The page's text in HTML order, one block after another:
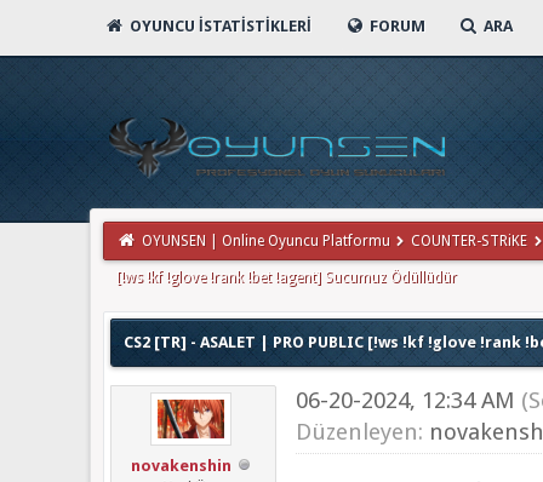
OYUNCU İSTATISTIKLERI FORUM ARA
OYUNSEN | Online Oyuncu Platformu COUNTER-STRiKE
[!ws !kf !glove !rank !bet !agent] Sucumuz Ödüllüdür
CS2 [TR] - ASALET | PRO PUBLIC [!ws !kf !glove !rank
novakenshin
06-20-2024, 12:34 AM
Düzenleyen: